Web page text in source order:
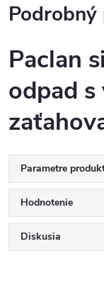
Podrobný
Paclan
odpad s
Parametre
Hodnotenie
Diskusia